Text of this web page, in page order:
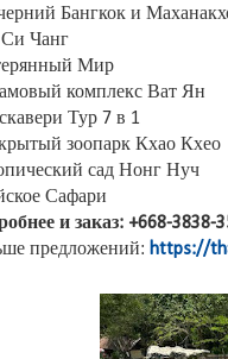
Бангкок и
Чанг
Мир
комплекс Ват Ян
Тур 7 в 1
зоопарк Кхао Кхео
сад Нонг Нуч
Сафари
и заказ: +668-
предложений: https://